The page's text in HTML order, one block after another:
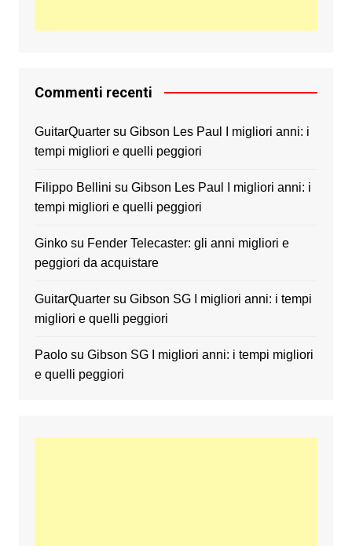
Commenti recenti
GuitarQuartersu Gibson Les Paul I migliori anni: i
tempi migliori e quelli peggiori
Filippo Bellini su Gibson Les Paul I migliori anni: i
tempi migliori e quelli peggiori
Ginkosu Fender Telecaster: gli anni migliori e
peggiori da acquistare
GuitarQuartersu Gibson SG I migliori anni: i tempi
migliori e quelli peggiori
Paolosu Gibson SG I migliori anni: i tempi migliori
e quelli peggiori